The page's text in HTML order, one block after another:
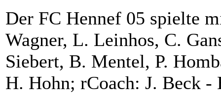
Der FC Hennef 05 spielte
Wagner, L. Leinhos, C.
Siebert, B. Mentel, P.
H. Hohn; rCoach: J. Beck -